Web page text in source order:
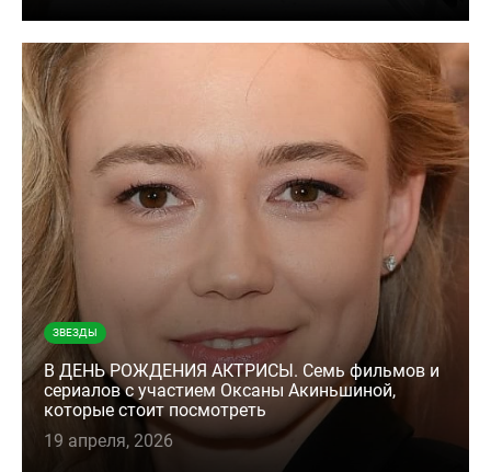
ЗВЕЗДЫ
В ДЕНЬ РОЖДЕНИЯ АКТРИСЫ. Семь фильмов и
сериалов с участием Оксаны Акиньшиной,
которые стоит посмотреть
19 апреля, 2026